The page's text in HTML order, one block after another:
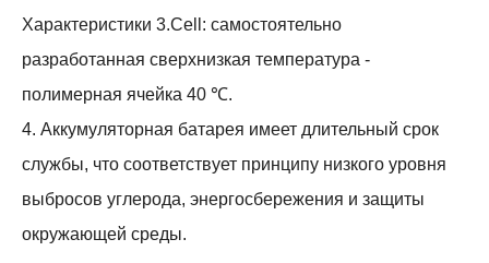
Характеристики 3.Cell: самостоятельно
разработанная сверхнизкая температура -
полимерная ячейка 40 ℃.
4. Аккумуляторная батарея имеет длительный срок
службы, что соответствует принципу низкого уровня
выбросов углерода, энергосбережения и защиты
окружающей среды.